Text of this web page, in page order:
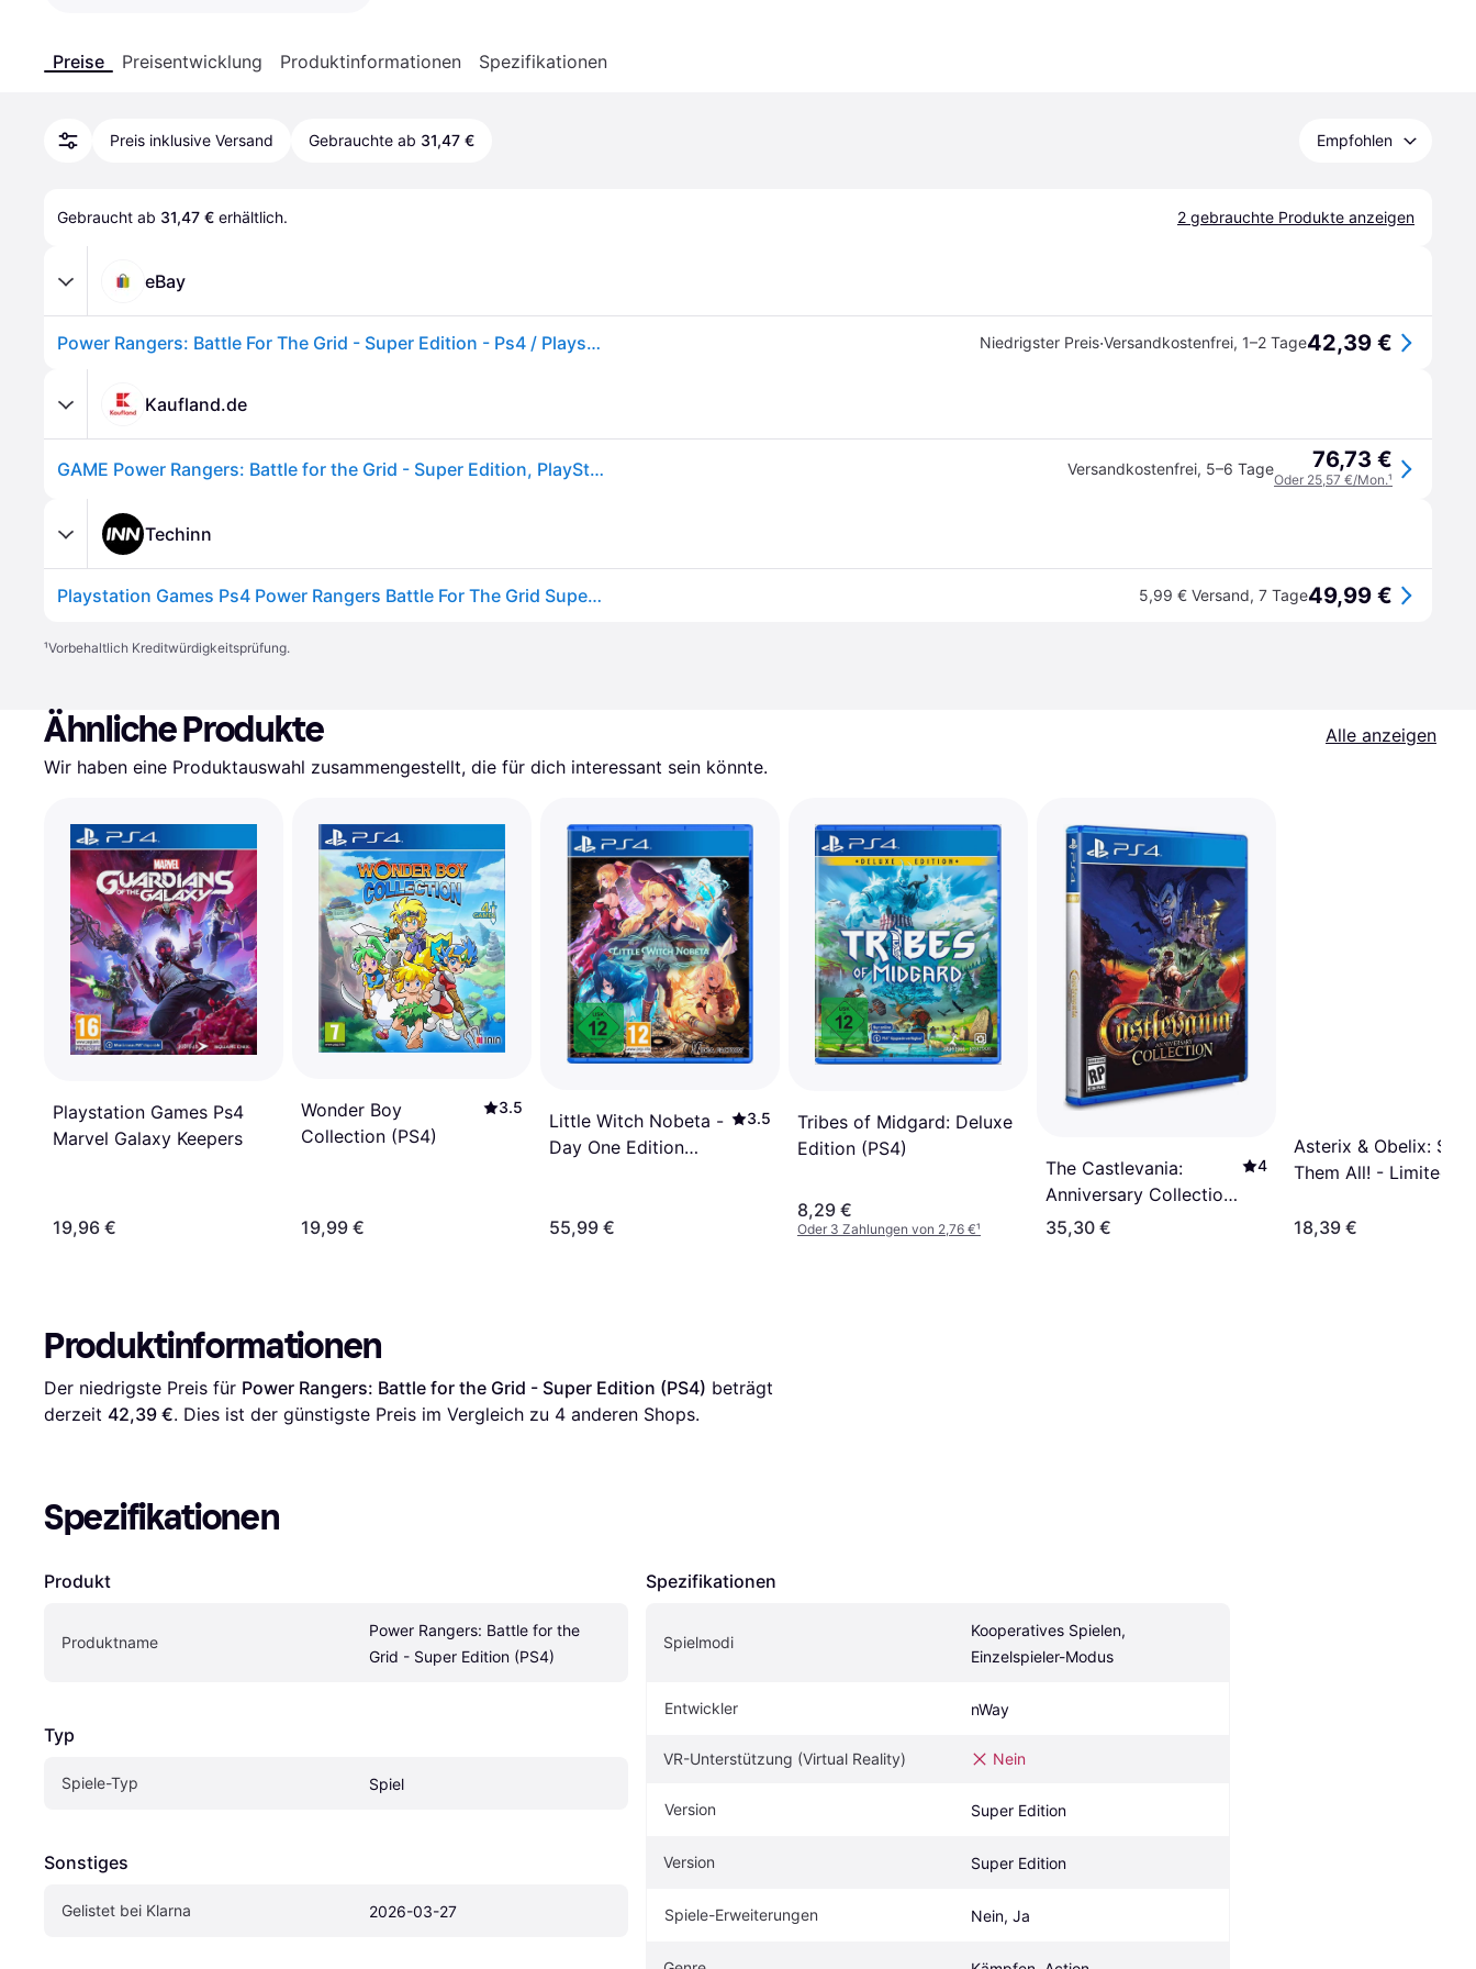
Preise Preisentwicklung Produktinformationen Spezifikationen
Preis inklusive Versand Gebrauchte ab 31,47 € Empfohlen
Gebraucht ab 31,47 € erhältlich. 2 gebrauchte Produkte anzeigen
eBay
Power Rangers: Battle For The Grid - Super Edition - Ps4 / Playstation 4 - De Niedrigster Preis·Versandkostenfrei, 1–2 Tage42,39 €
Kaufland.de
GAME Power Rangers: Battle for the Grid - Super Edition, PlayStation 4 Versandkostenfrei, 5–6 Tage 76,73 €
Oder 25,57 €/Mon.¹
Techinn
Playstation Games Ps4 Power Rangers Battle For The Grid Super Edition Mehrfarbig PAL 5,99 € Versand, 7 Tage49,99 €
¹Vorbehaltlich Kreditwürdigkeitsprüfung.
Ähnliche Produkte
Alle anzeigen
Wir haben eine Produktauswahl zusammengestellt, die für dich interessant sein könnte.
Playstation Games Ps4
Marvel Galaxy Keepers
19,96 €
Wonder Boy
Collection (PS4)
3.5
19,99 €
Little Witch Nobeta -
Day One Edition
3.5
55,99 €
Tribes of Midgard: Deluxe
Edition (PS4)
8,29 €
Oder 3 Zahlungen von 2,76 €¹
The Castlevania:
Anniversary Collection
(PS4)
4
35,30 €
Asterix & Obelix: Slap
Them All! - Limited
18,39 €
Produktinformationen
Der niedrigste Preis für Power Rangers: Battle for the Grid - Super Edition (PS4) beträgt
derzeit 42,39 €. Dies ist der günstigste Preis im Vergleich zu 4 anderen Shops.
Spezifikationen
Produkt
Produktname
Power Rangers: Battle for the
Grid - Super Edition (PS4)
Typ
Spiele-Typ Spiel
Sonstiges
Gelistet bei Klarna 2026-03-27
Spezifikationen
Spielmodi
Kooperatives Spielen,
Einzelspieler-Modus
Entwickler nWay
VR-Unterstützung (Virtual Reality) Nein
Version Super Edition
Version Super Edition
Spiele-Erweiterungen Nein, Ja